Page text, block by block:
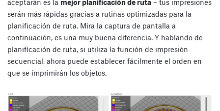
aceptarán es la mejor planificación de ruta – tus impresiones
serán más rápidas gracias a rutinas optimizadas para la
planificación de ruta. Mira la captura de pantalla a
continuación, es una muy buena diferencia. Y hablando de
planificación de ruta, si utiliza la función de impresión
secuencial, ahora puede establecer fácilmente el orden en
que se imprimirán los objetos.